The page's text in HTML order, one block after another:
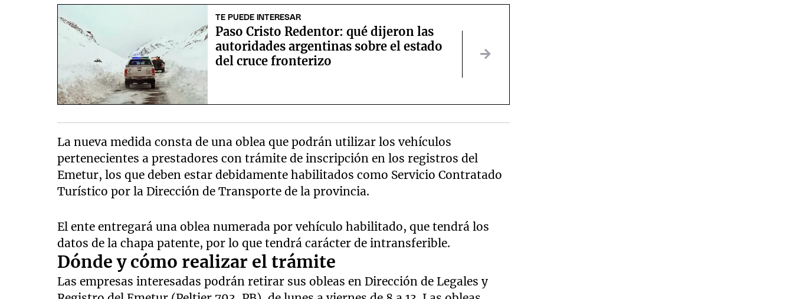
TE PUEDE INTERESAR
Paso Cristo Redentor: qué dijeron las
autoridades argentinas sobre el estado
del cruce fronterizo
La nueva medida consta de una oblea que podrán utilizar los vehículos
pertenecientes a prestadores con trámite de inscripción en los registros del
Emetur, los que deben estar debidamente habilitados como Servicio Contratado
Turístico por la Dirección de Transporte de la provincia.
El ente entregará una oblea numerada por vehículo habilitado, que tendrá los
datos de la chapa patente, por lo que tendrá carácter de intransferible.
Dónde y cómo realizar el trámite
Las empresas interesadas podrán retirar sus obleas en Dirección de Legales y